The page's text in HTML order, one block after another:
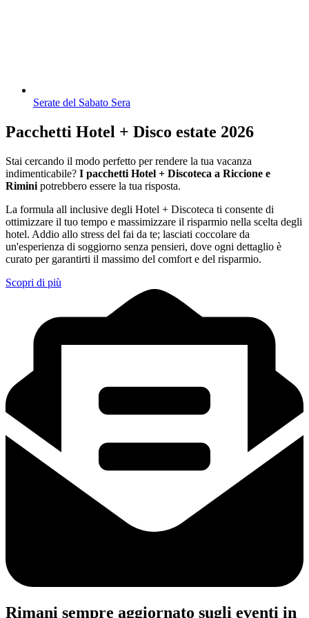
Serate del Sabato Sera
Pacchetti Hotel + Disco estate 2026
Stai cercando il modo perfetto per rendere la tua vacanza
indimenticabile? I pacchetti Hotel + Discoteca a Riccione e
Rimini potrebbero essere la tua risposta.
La formula all inclusive degli Hotel + Discoteca ti consente di
ottimizzare il tuo tempo e massimizzare il risparmio nella scelta degli
hotel. Addio allo stress del fai da te; lasciati coccolare da
un'esperienza di soggiorno senza pensieri, dove ogni dettaglio è
curato per garantirti il massimo del comfort e del risparmio.
Scopri di più
Rimani sempre aggiornato sugli eventi in